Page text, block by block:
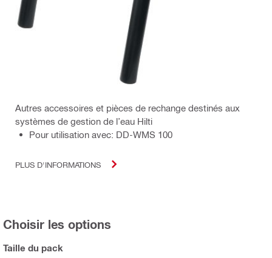
Autres accessoires et pièces de rechange destinés aux
systèmes de gestion de l’eau Hilti
Pour utilisation avec: DD-WMS 100
PLUS D'INFORMATIONS
Choisir les options
Taille du pack